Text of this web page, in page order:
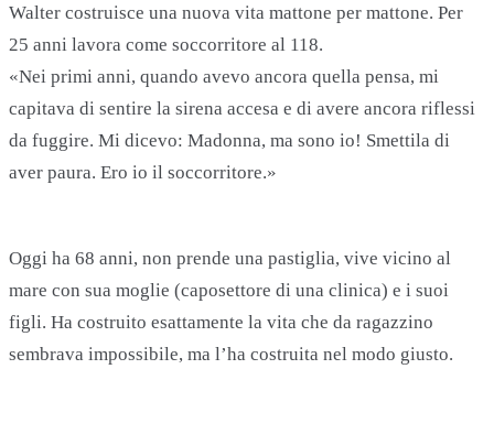
Walter costruisce una nuova vita mattone per mattone. Per
25 anni lavora come soccorritore al 118.
«Nei primi anni, quando avevo ancora quella pensa, mi
capitava di sentire la sirena accesa e di avere ancora riflessi
da fuggire. Mi dicevo: Madonna, ma sono io! Smettila di
aver paura. Ero io il soccorritore.»
Oggi ha 68 anni, non prende una pastiglia, vive vicino al
mare con sua moglie (caposettore di una clinica) e i suoi
figli. Ha costruito esattamente la vita che da ragazzino
sembrava impossibile, ma l’ha costruita nel modo giusto.